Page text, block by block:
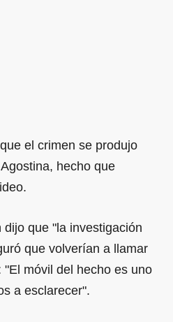
el crimen se produjo
hecho que
que "la investigación
que volverían a llamar
móvil del hecho es uno
a esclarecer".